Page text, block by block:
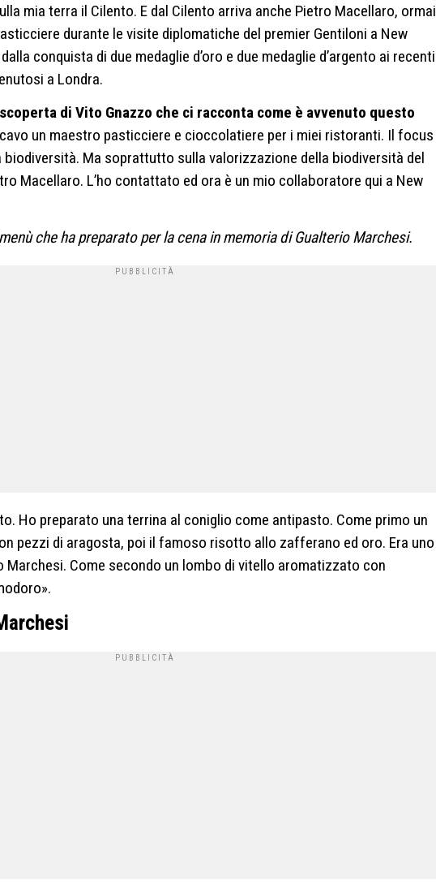
mia terra il Cilento. E dal Cilento arriva anche Pietro Macellaro, ormai
durante le visite diplomatiche del premier Gentiloni a New
conquista di due medaglie d’oro e due medaglie d’argento ai recenti
a Londra.
di Vito Gnazzo che ci racconta come è avvenuto questo
un maestro pasticciere e cioccolatiere per i miei ristoranti. Il focus
biodiversità. Ma soprattutto sulla valorizzazione della biodiversità del
Macellaro. L’ho contattato ed ora è un mio collaboratore qui a New
che ha preparato per la cena in memoria di Gualterio Marchesi.
Ho preparato una terrina al coniglio come antipasto. Come primo un
pezzi di aragosta, poi il famoso risotto allo zafferano ed oro. Era uno
Come secondo un lombo di vitello aromatizzato con